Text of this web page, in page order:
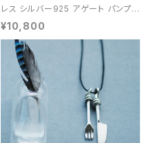
レス シルバー925 アゲート パンプキ
ン 天然石 レディース
¥10,800